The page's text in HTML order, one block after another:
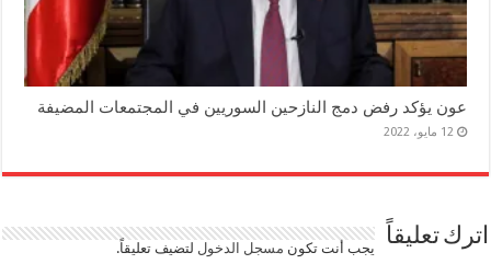
عون يؤكد رفض دمج النازحين السوريين في المجتمعات المضيفة
12 مايو، 2022
اترك تعليقاً يجب أنت تكون مسجل الدخوللتضيف تعليقاً.